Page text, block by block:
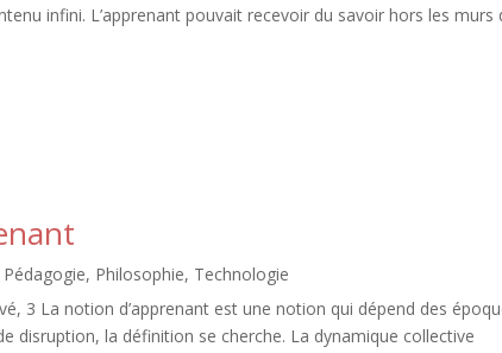
infini. L’apprenant pouvait recevoir du savoir hors les murs
Pédagogie, Philosophie, Technologie
3 La notion d’apprenant est une notion qui dépend des
disruption, la définition se cherche. La dynamique collective